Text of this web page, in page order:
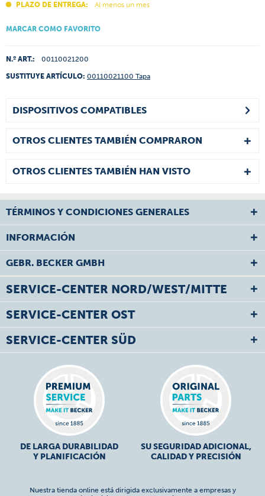
PLAZO DE ENTREGA: Al menos un mes
MARCAR COMO FAVORITO
N.º ART.: 00110021200
SUSTITUYE ARTÍCULO: 00110021100 Tapa
DISPOSITIVOS COMPATIBLES
OTROS CLIENTES TAMBIÉN COMPRARON
OTROS CLIENTES TAMBIÉN HAN VISTO
TÉRMINOS Y CONDICIONES GENERALES
INFORMACIÓN
GEBR. BECKER GMBH
SERVICE-CENTER NORD/WEST/MITTE
SERVICE-CENTER OST
SERVICE-CENTER SÜD
DE LARGA DURABILIDAD
Y PLANIFICACIÓN
SU SEGURIDAD ADICIONAL,
CALIDAD Y PRECISIÓN
Nuestra tienda online está dirigida exclusivamente a empresas y